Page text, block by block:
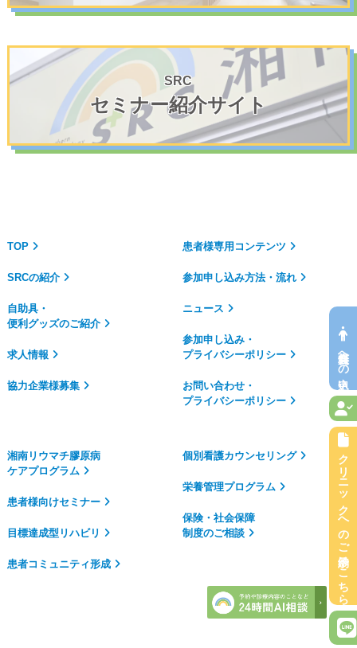
無料会員への申込
クリニックへのご予約はこちら
SRC
セミナー紹介サイト
TOP
SRCの紹介
自助具・
便利グッズのご紹介
求人情報
協力企業様募集
患者様専用コンテンツ
参加申し込み方法・流れ
ニュース
参加申し込み・
プライバシーポリシー
お問い合わせ・
プライバシーポリシー
湘南リウマチ膠原病
ケアプログラム
患者様向けセミナー
目標達成型リハビリ
患者コミュニティ形成
個別看護カウンセリング
栄養管理プログラム
保険・社会保障
制度のご相談